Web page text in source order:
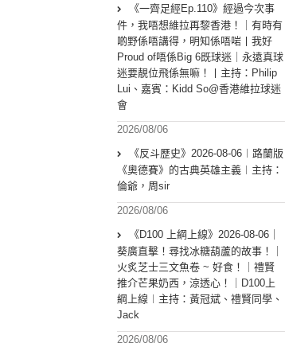
《一齊足經Ep.110》經過今次事
件，我唔想維拉再黎香港！｜有時有
啲野係唔講得，明知係唔啱丨我好
Proud of唔係Big 6既球迷｜永遠真球
迷要靚位飛係無嘛！丨主持：Philip
Lui、嘉賓：Kidd So@香港維拉球迷
會
2026/08/06
《反斗歷史》2026-08-06︱路蘭版
《奧德賽》的古典英雄主義︱主持：
倫爺，周sir
2026/08/06
《D100 上綱上線》2026-08-06｜
葵廣直擊！尋找冰糖葫蘆的故事！｜
火炙芝士三文魚卷 ~ 好食！｜禮賢
推介芒果奶西，涼透心！｜D100上
綱上線︱主持：黃冠斌、禮賢同學、
Jack
2026/08/06